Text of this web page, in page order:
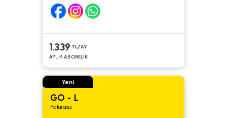
1.339 TL/AY
AYLIK ABONELİK
Yeni
GO - L
Faturasız